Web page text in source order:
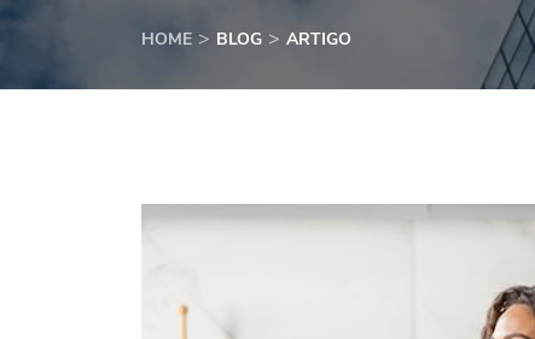
HOME BLOG ARTIGO